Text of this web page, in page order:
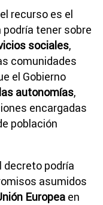
recurso es el
tener sobre
sociales,
comunidades
el Gobierno
autonomías,
encargadas
población
decreto podría
asumidos
Europea en